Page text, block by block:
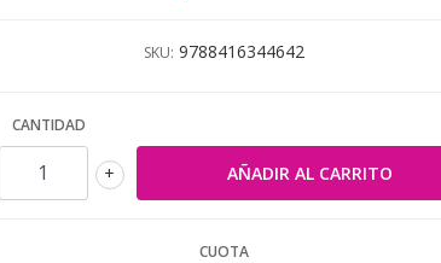
SKU: 9788416344642
CANTIDAD
+
CUOTA